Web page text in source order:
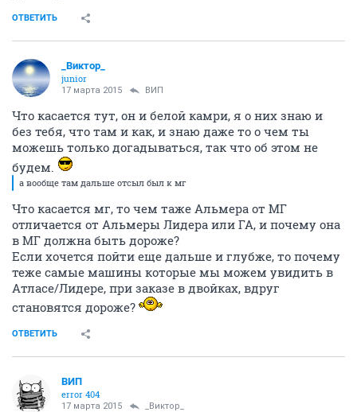
ОТВЕТИТЬ
_Виктор_
juniоr
17 марта 2015 ВИП
Что касается тут, он и белой камри, я о них знаю и
без тебя, что там и как, и знаю даже то о чем ты
можешь только догадываться, так что об этом не
будем.
а вообще там дальше отсыл был к мг
Что касается мг, то чем таже Альмера от МГ
отличается от Альмеры Лидера или ГА, и почему она
в МГ должна быть дороже?
Если хочется пойти еще дальше и глубже, то почему
теже самые машины которые мы можем увидить в
Атласе/Лидере, при заказе в двойках, вдруг
становятся дороже?
ОТВЕТИТЬ
ВИП
error 404
17 марта 2015 _Виктор_